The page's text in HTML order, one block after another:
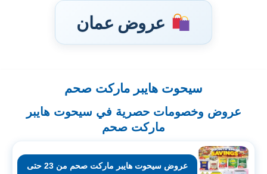
عروض عمان
سيحوت هايبر ماركت صحم
عروض وخصومات حصرية في سيحوت هايبر
ماركت صحم
عروض سيحوت هايبر ماركت صحم من 23 حتى